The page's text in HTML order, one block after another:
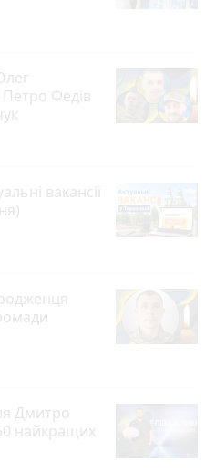
Федів
вакансії
Дмитро
найкращих